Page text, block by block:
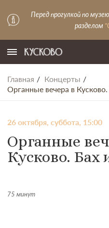
Перед прогулкой по
разделом
Главная
Концерты
Органные вечера в
26 октября, суббота, 15:00
Органные
Кусково. Бах
75 минут